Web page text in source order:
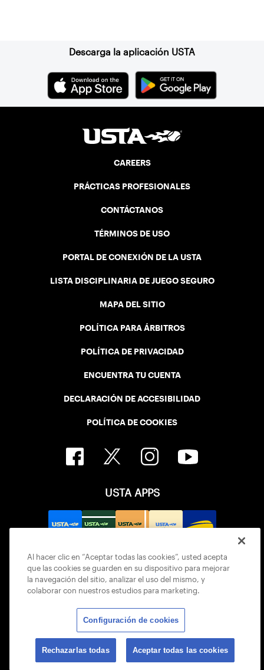
Descarga la aplicación USTA
CAREERS
PRÁCTICAS PROFESIONALES
CONTÁCTANOS
TÉRMINOS DE USO
PORTAL DE CONEXIÓN DE LA USTA
LISTA DISCIPLINARIA DE JUEGO SEGURO
MAPA DEL SITIO
POLÍTICA PARA ÁRBITROS
POLÍTICA DE PRIVACIDAD
ENCUENTRA TU CUENTA
DECLARACIÓN DE ACCESIBILIDAD
POLÍTICA DE COOKIES
USTA APPS
© 2026 USTA ALL RIGHTS RESERVED
Al hacer clic en “Aceptar todas las cookies”, usted acepta
que las cookies se guarden en su dispositivo para mejorar
la navegación del sitio, analizar el uso del mismo, y
colaborar con nuestros estudios para marketing.
Configuración de cookies
Rechazarlas todas Aceptar todas las cookies